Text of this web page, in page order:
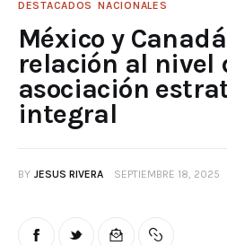
DESTACADOS NACIONALES
México y
relación al nivel
asociación
integral
BY JESUS RIVERA SEPTIEMBRE 18, 2025